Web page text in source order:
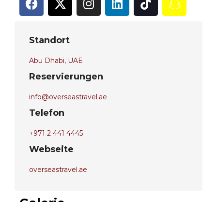
Standort
Abu Dhabi, UAE
Reservierungen
info@overseastravel.ae
Telefon
+971 2 441 4445
Webseite
overseastravel.ae